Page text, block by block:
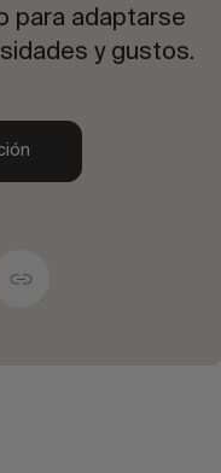
para adaptarse
y gustos.